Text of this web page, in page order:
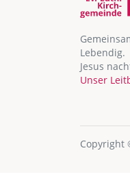
Lebendig.
Jesus
Unser
Copyright